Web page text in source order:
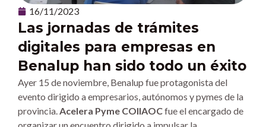
16/11/2023
Las jornadas de trámites
digitales para empresas en
Benalup han sido todo un éxito
Ayer 15 de noviembre, Benalup fue protagonista del
evento dirigido a empresarios, autónomos y pymes de la
provincia. Acelera Pyme COIIAOCfue el encargado de
organizar un encuentro dirigido a impulsar la